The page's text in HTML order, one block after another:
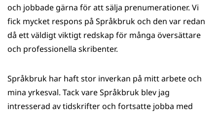
och jobbade gärna för att sälja prenumerationer. Vi
fick mycket respons på Språkbruk och den var redan
då ett väldigt viktigt redskap för många översättare
och professionella skribenter.
Språkbruk har haft stor inverkan på mitt arbete och
mina yrkesval. Tack vare Språkbruk blev jag
intresserad av tidskrifter och fortsatte jobba med